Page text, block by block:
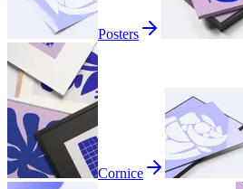
Posters
Cornice